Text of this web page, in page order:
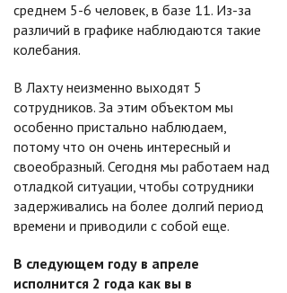
среднем 5-6 человек, в базе 11. Из-за
различий в графике наблюдаются такие
колебания.
В Лахту неизменно выходят 5
сотрудников. За этим объектом мы
особенно пристально наблюдаем,
потому что он очень интересный и
своеобразный. Сегодня мы работаем над
отладкой ситуации, чтобы сотрудники
задерживались на более долгий период
времени и приводили с собой еще.
В следующем году в апреле
исполнится 2 года как вы в